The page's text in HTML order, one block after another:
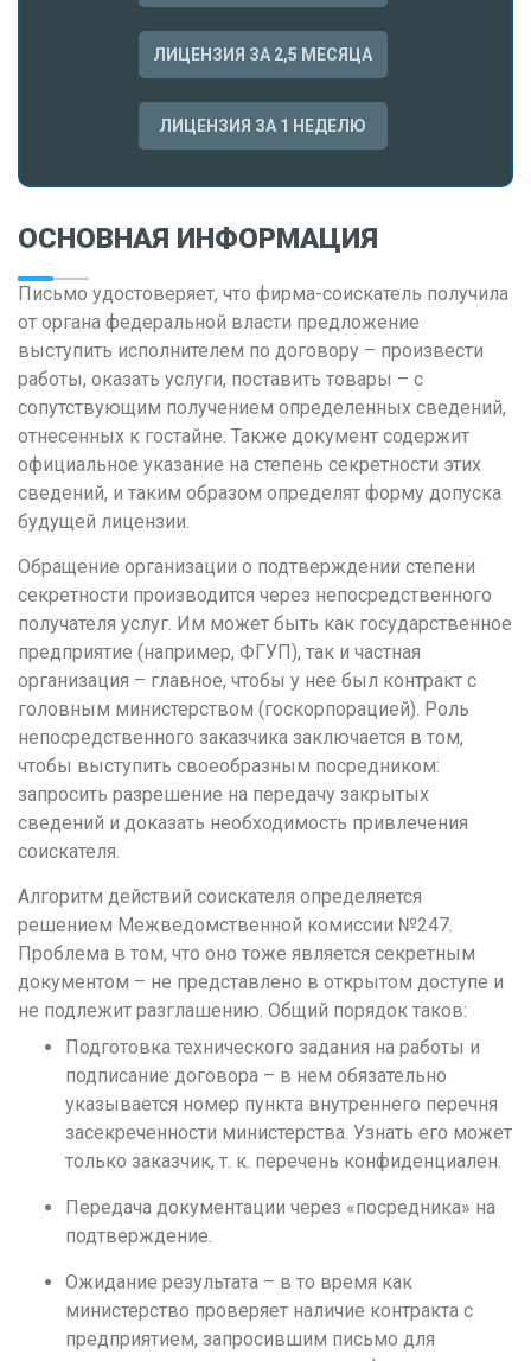
ЛИЦЕНЗИЯ ЗА 2,5 МЕСЯЦА
ЛИЦЕНЗИЯ ЗА 1 НЕДЕЛЮ
ОСНОВНАЯ ИНФОРМАЦИЯ
Письмо удостоверяет, что фирма-соискатель получила
от органа федеральной власти предложение
выступить исполнителем по договору – произвести
работы, оказать услуги, поставить товары – с
сопутствующим получением определенных сведений,
отнесенных к гостайне. Также документ содержит
официальное указание на степень секретности этих
сведений, и таким образом определят форму допуска
будущей лицензии.
Обращение организации о подтверждении степени
секретности производится через непосредственного
получателя услуг. Им может быть как государственное
предприятие (например, ФГУП), так и частная
организация – главное, чтобы у нее был контракт с
головным министерством (госкорпорацией). Роль
непосредственного заказчика заключается в том,
чтобы выступить своеобразным посредником:
запросить разрешение на передачу закрытых
сведений и доказать необходимость привлечения
соискателя.
Алгоритм действий соискателя определяется
решением Межведомственной комиссии №247.
Проблема в том, что оно тоже является секретным
документом – не представлено в открытом доступе и
не подлежит разглашению. Общий порядок таков:
Подготовка технического задания на работы и
подписание договора – в нем обязательно
указывается номер пункта внутреннего перечня
засекреченности министерства. Узнать его может
только заказчик, т. к. перечень конфиденциален.
Передача документации через «посредника» на
подтверждение.
Ожидание результата – в то время как
министерство проверяет наличие контракта с
предприятием, запросившим письмо для
Оренбург
П
Пенза
Р
Ростов-на-Дону
Рязань
С
Самара
Саранск
Севастополь
Симферополь
Смоленск
Сочи
Ставрополь
Т
Тамбов
Тольятти
Томск
Тула
Тюмень
Улан-Удэ
Ульяновск
Уфа
Хабаровск
Ч